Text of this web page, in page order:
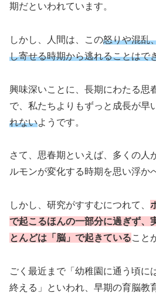
期だといわれています。
しかし、人間は、この怒りや混乱
し寄せる時期から逃れることはで
興味深いことに、長期にわたる思
で、私たちよりもずっと成長が早
れないようです。
さて、思春期といえば、多くの人
ルモンが変化する時期を思い浮か
しかし、研究がすすむにつれて、
で起こるほんの一部分に過ぎず、
とんどは「脳」で起きていること
ごく最近まで「幼稚園に通う頃に
終える」といわれ、早期の育脳教